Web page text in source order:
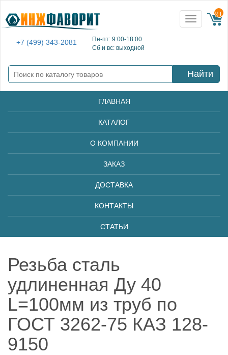
+7 (499) 343-2081
Пн-пт: 9:00-18:00
Сб и вс: выходной
Toggle
navigation
{{
Найти
ГЛАВНАЯ
КАТАЛОГ
О КОМПАНИИ
ЗАКАЗ
ДОСТАВКА
КОНТАКТЫ
СТАТЬИ
Резьба сталь
удлиненная Ду 40
L=100мм из труб по
ГОСТ 3262-75 КАЗ 128-
9150